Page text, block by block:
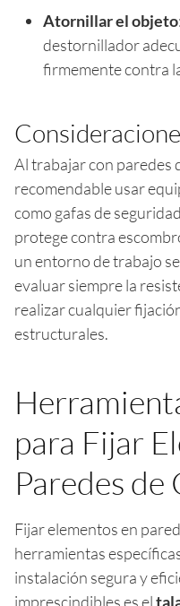
Atornillar el objeto
destornillador
firmemente contra
Al trabajar con paredes
recomendable usar
como gafas de
protege contra
un entorno de trabajo
evaluar siempre la
realizar cualquier
estructurales.
para Fijar
Paredes de
Fijar elementos en
herramientas
instalación segura y
imprescindibles es el